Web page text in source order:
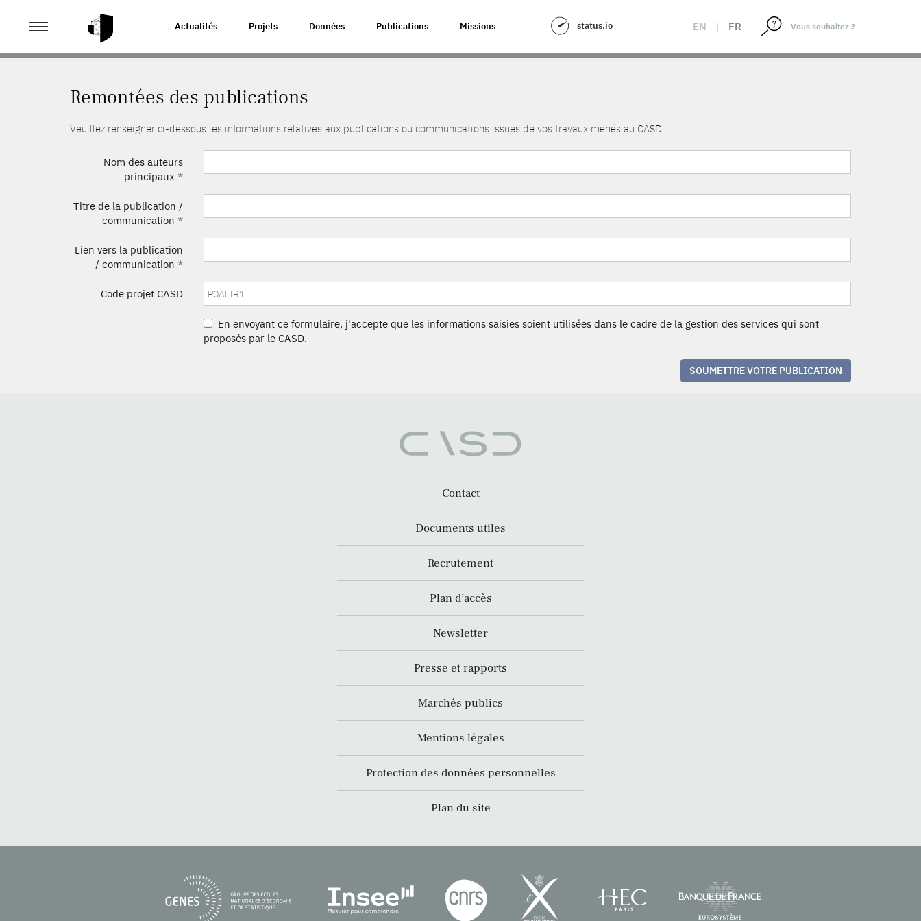
Actualités Projets Données Publications Missions status.io EN | FR
ACCUEIL REMONTÉES DES PUBLICATIONS
Remontées des publications
Veuillez renseigner ci-dessous les informations relatives aux publications ou communications issues de vos travaux menés au CASD
Nom des auteurs
principaux *
Titre de la publication /
communication *
Lien vers la publication
/ communication *
Code projet CASD
En envoyant ce formulaire, j'accepte que les informations saisies soient utilisées dans le cadre de la gestion des services qui sont
proposés par le CASD.
SOUMETTRE VOTRE PUBLICATION
Contact
Documents utiles
Recrutement
Plan d’accès
Newsletter
Presse et rapports
Marchés publics
Mentions légales
Protection des données personnelles
Plan du site